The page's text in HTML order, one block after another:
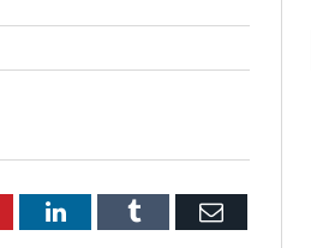
LinkedInTumblr Email